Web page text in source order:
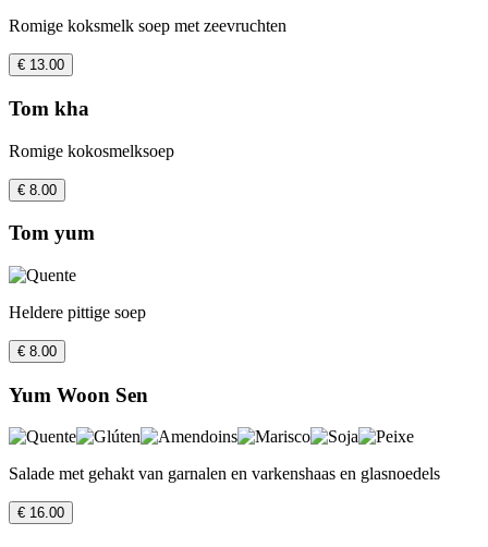
Romige koksmelk soep met zeevruchten
€ 13.00
Tom kha
Romige kokosmelksoep
€ 8.00
Tom yum
Heldere pittige soep
€ 8.00
Yum Woon Sen
Salade met gehakt van garnalen en varkenshaas en glasnoedels
€ 16.00